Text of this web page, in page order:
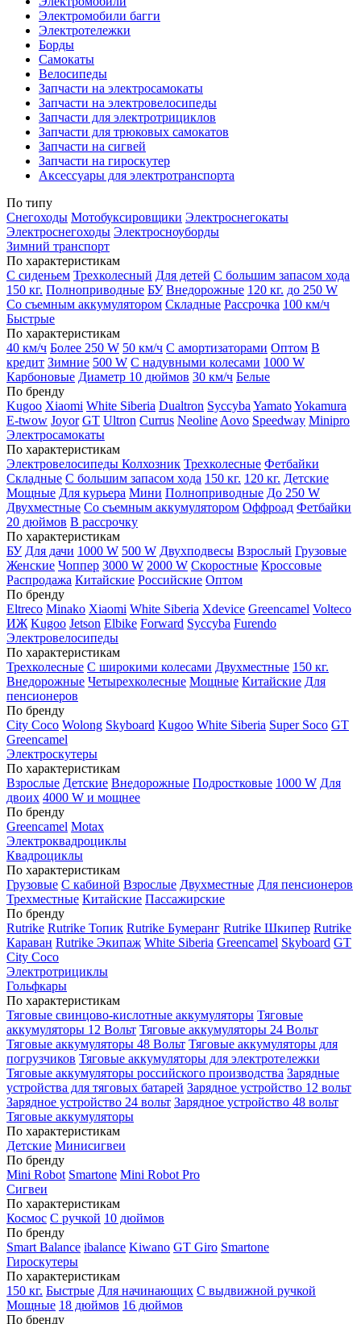
Электромобили багги
Электротележки
Борды
Самокаты
Велосипеды
Запчасти на электросамокаты
Запчасти на электровелосипеды
Запчасти для электротрициклов
Запчасти для трюковых самокатов
Запчасти на сигвей
Запчасти на гироскутер
Аксессуары для электротранспорта
По типу
Снегоходы Мотобуксировщики Электроснегокаты
Электроснегоходы Электросноуборды
Зимний транспорт
По характеристикам
С сиденьем Трехколесный Для детей С большим запасом хода
150 кг. Полноприводные БУ Внедорожные 120 кг. до 250 W
Со съемным аккумулятором Складные Рассрочка 100 км/ч
Быстрые
По характеристикам
40 км/ч Более 250 W 50 км/ч С амортизаторами Оптом В
кредит Зимние 500 W С надувными колесами 1000 W
Карбоновые Диаметр 10 дюймов 30 км/ч Белые
По бренду
Kugoo Xiaomi White Siberia Dualtron Syccyba YamatoYokamura
E-twow Joyor GT Ultron Currus Neoline Aovo Speedway Minipro
Электросамокаты
По характеристикам
Электровелосипеды Колхозник Трехколесные Фетбайки
Складные С большим запасом хода 150 кг. 120 кг. Детские
Мощные Для курьера Мини Полноприводные До 250 W
Двухместные Со съемным аккумулятором Оффроад Фетбайки
20 дюймов В рассрочку
По характеристикам
БУ Для дачи 1000 W 500 W Двухподвесы Взрослый Грузовые
Женские Чоппер 3000 W 2000 W Скоростные Кроссовые
Распродажа Китайские Российские Оптом
По бренду
Eltreco Minako Xiaomi White Siberia Xdevice Greencamel Volteco
ИЖ Kugoo Jetson Elbike Forward Syccyba Furendo
Электровелосипеды
По характеристикам
Трехколесные С широкими колесами Двухместные 150 кг.
Внедорожные Четырехколесные Мощные Китайские Для
пенсионеров
По бренду
City Coco Wolong Skyboard Kugoo White Siberia Super Soco GT
Greencamel
Электроскутеры
По характеристикам
Взрослые Детские Внедорожные Подростковые 1000 W Для
двоих 4000 W и мощнее
По бренду
Greencamel Motax
Электроквадроциклы
Квадроциклы
По характеристикам
Грузовые С кабиной Взрослые Двухместные Для пенсионеров
Трехместные Китайские Пассажирские
По бренду
Rutrike Rutrike Топик Rutrike Бумеранг Rutrike Шкипер Rutrike
Караван Rutrike Экипаж White Siberia Greencamel Skyboard GT
City Coco
Электротрициклы
Гольфкары
По характеристикам
Тяговые свинцово-кислотные аккумуляторы Тяговые
аккумуляторы 12 Вольт Тяговые аккумуляторы 24 Вольт
Тяговые аккумуляторы 48 Вольт Тяговые аккумуляторы для
погрузчиков Тяговые аккумуляторы для электротележки
Тяговые аккумуляторы российского производства Зарядные
устройства для тяговых батарей Зарядное устройство 12 вольт
Зарядное устройство 24 вольт Зарядное устройство 48 вольт
Тяговые аккумуляторы
По характеристикам
Детские Минисигвеи
По бренду
Mini Robot Smartone Mini Robot Pro
Сигвеи
По характеристикам
Космос С ручкой 10 дюймов
По бренду
Smart Balance ibalance Kiwano GT Giro Smartone
Гироскутеры
По характеристикам
150 кг. Быстрые Для начинающих С выдвижной ручкой
Мощные 18 дюймов 16 дюймов
По бренду